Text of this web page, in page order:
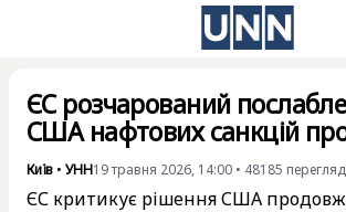
ЄС розчарований
США нафтових санкцій
Київ • УНН19 травня 2026, 14:00 • 48185
ЄС критикує рішення США